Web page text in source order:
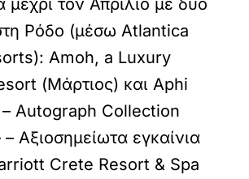
τον Απρίλιο με δύο
Ρόδο (μέσω Atlantica
Amoh, a Luxury
(Μάρτιος) και Aphi
Autograph Collection
– Αξιοσημείωτα εγκαίνια
Crete Resort & Spa